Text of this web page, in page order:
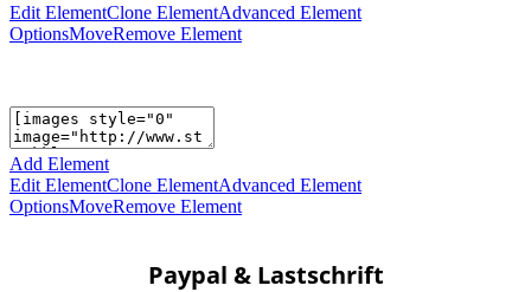
Edit ElementClone ElementAdvanced Element
OptionsMoveRemove Element
Add Element
Edit ElementClone ElementAdvanced Element
OptionsMoveRemove Element
Paypal & Lastschrift